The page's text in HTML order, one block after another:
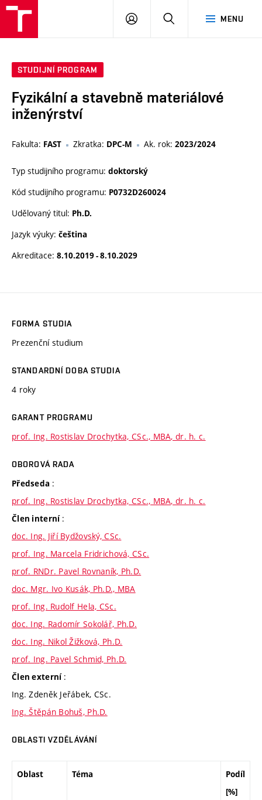
MENU
PŘIHLÁSIT
STUDIJNÍ PROGRAM
Fyzikální a stavebně materiálové
inženýrství
Fakulta: FAST Zkratka: DPC-M Ak. rok: 2023/2024
Typ studijního programu: doktorský
Kód studijního programu: P0732D260024
Udělovaný titul: Ph.D.
Jazyk výuky: čeština
Akreditace: 8.10.2019 - 8.10.2029
FORMA STUDIA
Prezenční studium
STANDARDNÍ DOBA STUDIA
4 roky
GARANT PROGRAMU
prof. Ing. Rostislav Drochytka, CSc., MBA, dr. h. c.
OBOROVÁ RADA
Předseda :
prof. Ing. Rostislav Drochytka, CSc., MBA, dr. h. c.
Člen interní :
doc. Ing. Jiří Bydžovský, CSc.
prof. Ing. Marcela Fridrichová, CSc.
prof. RNDr. Pavel Rovnaník, Ph.D.
doc. Mgr. Ivo Kusák, Ph.D., MBA
prof. Ing. Rudolf Hela, CSc.
doc. Ing. Radomír Sokolář, Ph.D.
doc. Ing. Nikol Žižková, Ph.D.
prof. Ing. Pavel Schmid, Ph.D.
Člen externí :
Ing. Zdeněk Jeřábek, CSc.
Ing. Štěpán Bohuš, Ph.D.
OBLASTI VZDĚLÁVÁNÍ
Oblast Téma
Podíl
[%]